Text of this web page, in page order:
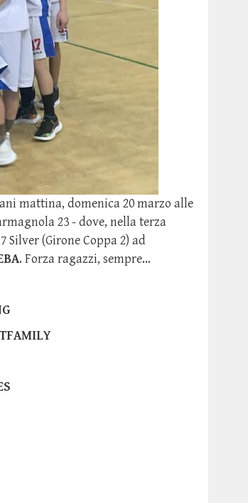
mattina, domenica 20 marzo alle
23 - dove, nella terza
(Girone Coppa 2) ad
. Forza ragazzi, sempre…